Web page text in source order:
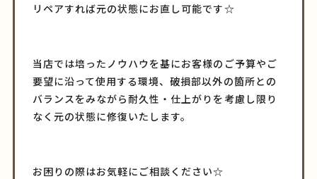
リペアすれば元の状態にお直し可能です☆
当店では培ったノウハウを基にお客様のご予算やご
要望に沿って使用する環境、破損部以外の箇所との
バランスをみながら耐久性・仕上がりを考慮し限り
なく元の状態に修復いたします。
お困りの際はお気軽にご相談ください☆